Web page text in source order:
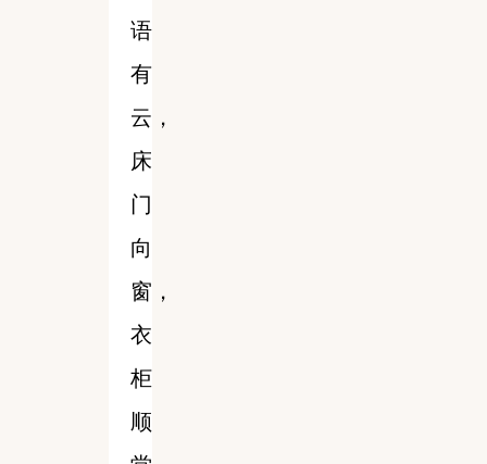
语
有
云，
床
门
向
窗，
衣
柜
顺